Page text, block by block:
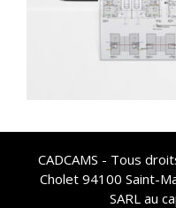
CADCAMS - Tous
Cholet 94100 Saint-
SARL au